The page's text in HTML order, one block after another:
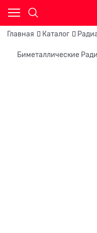
Главная Каталог
Биметаллические